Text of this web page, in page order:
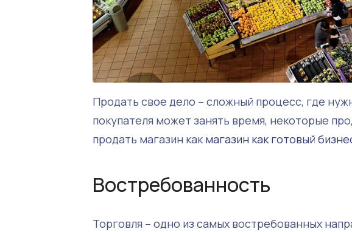
Продать свое дело – сложный процесс, где
покупателя может занять время, некоторые
продать магазин какмагазин как готовый
Востребованность
Торговля – одно из самых востребованных